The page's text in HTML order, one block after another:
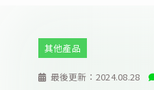
最後更新： 2024.08.28
其他產品